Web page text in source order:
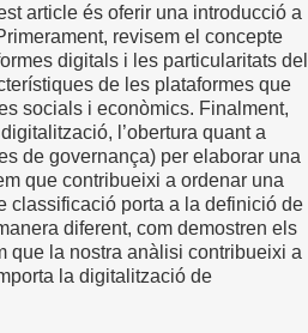
article és oferir una introducció a
revisem el concepte
digitals i les particularitats del
de les plataformes que
socials i econòmics. Finalment,
l’obertura quant a
de governança) per elaborar una
que contribueixi a ordenar una
classificació porta a la definició de
diferent, com demostren els
que la nostra anàlisi contribueixi a
la digitalització de